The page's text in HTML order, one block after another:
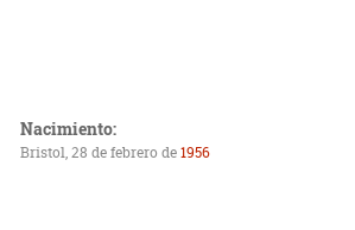
Nacimiento:
Bristol, 28 de febrero de1956